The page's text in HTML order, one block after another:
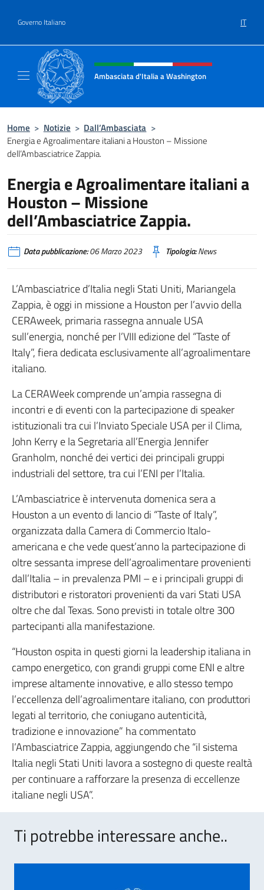
Governo Italiano IT
Intestazione sito, social e menù
Ambasciata d'Italia a Washington
Home > Notizie > Dall’Ambasciata >
Energia e Agroalimentare italiani a Houston – Missione
dell’Ambasciatrice Zappia.
Energia e Agroalimentare italiani a
Houston – Missione
dell’Ambasciatrice Zappia.
Data pubblicazione:06 Marzo 2023 Tipologia:News
L’Ambasciatrice d’Italia negli Stati Uniti, Mariangela
Zappia, è oggi in missione a Houston per l’avvio della
CERAweek, primaria rassegna annuale USA
sull’energia, nonché per l’VIII edizione del “Taste of
Italy”, fiera dedicata esclusivamente all’agroalimentare
italiano.
La CERAWeek comprende un’ampia rassegna di
incontri e di eventi con la partecipazione di speaker
istituzionali tra cui l’Inviato Speciale USA per il Clima,
John Kerry e la Segretaria all’Energia Jennifer
Granholm, nonché dei vertici dei principali gruppi
industriali del settore, tra cui l’ENI per l’Italia.
L’Ambasciatrice è intervenuta domenica sera a
Houston a un evento di lancio di “Taste of Italy”,
organizzata dalla Camera di Commercio Italo-
americana e che vede quest’anno la partecipazione di
oltre sessanta imprese dell’agroalimentare provenienti
dall’Italia – in prevalenza PMI – e i principali gruppi di
distributori e ristoratori provenienti da vari Stati USA
oltre che dal Texas. Sono previsti in totale oltre 300
partecipanti alla manifestazione.
“Houston ospita in questi giorni la leadership italiana in
campo energetico, con grandi gruppi come ENI e altre
imprese altamente innovative, e allo stesso tempo
l’eccellenza dell’agroalimentare italiano, con produttori
legati al territorio, che coniugano autenticità,
tradizione e innovazione” ha commentato
l’Ambasciatrice Zappia, aggiungendo che “il sistema
Italia negli Stati Uniti lavora a sostegno di queste realtà
per continuare a rafforzare la presenza di eccellenze
italiane negli USA”.
Ti potrebbe interessare anche..